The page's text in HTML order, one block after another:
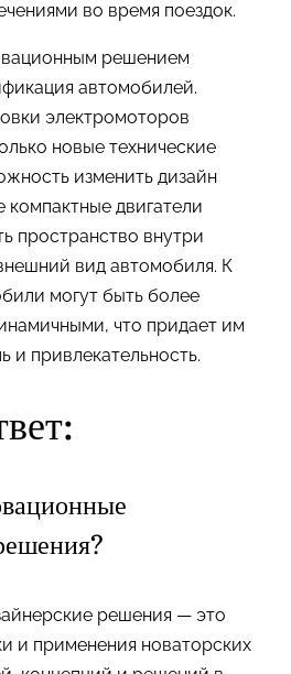
во время поездок.
решением
автомобилей.
электромоторов
новые технические
изменить дизайн
двигатели
пространство внутри
вид автомобиля. К
могут быть более
что придает им
и привлекательность.
решения — это
и применения новаторских